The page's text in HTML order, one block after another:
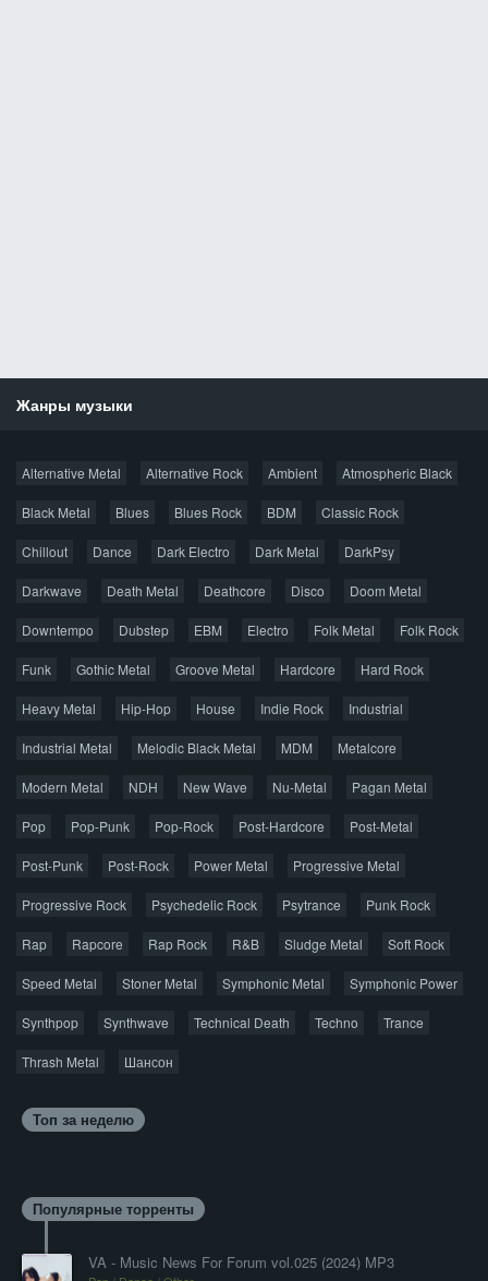
Жанры музыки
Alternative Metal Alternative Rock Ambient Atmospheric Black
Black Metal Blues Blues Rock BDM Classic Rock
Chillout Dance Dark Electro Dark Metal DarkPsy
Darkwave Death Metal Deathcore Disco Doom Metal
Downtempo Dubstep EBM Electro Folk Metal Folk Rock
Funk Gothic Metal Groove Metal Hardcore Hard Rock
Heavy Metal Hip-Hop House Indie Rock Industrial
Industrial Metal Melodic Black Metal MDM Metalcore
Modern Metal NDH New Wave Nu-Metal Pagan Metal
Pop Pop-Punk Pop-Rock Post-Hardcore Post-Metal
Post-Punk Post-Rock Power Metal Progressive Metal
Progressive Rock Psychedelic Rock Psytrance Punk Rock
Rap Rapcore Rap Rock R&B Sludge Metal Soft Rock
Speed Metal Stoner Metal Symphonic Metal Symphonic Power
Synthpop Synthwave Technical Death Techno Trance
Thrash Metal Шансон
Топ за неделю
Популярные торренты
VA - Music News For Forum vol.025 (2024) MP3
Новые раздачи
Популярное за сутки
Главная Поиск по сайту
Карта сайта
Джаз
Метал Поп Рэп Рок Шансон
Весь материал выложен для ознакомления, после
лицензионную копию.